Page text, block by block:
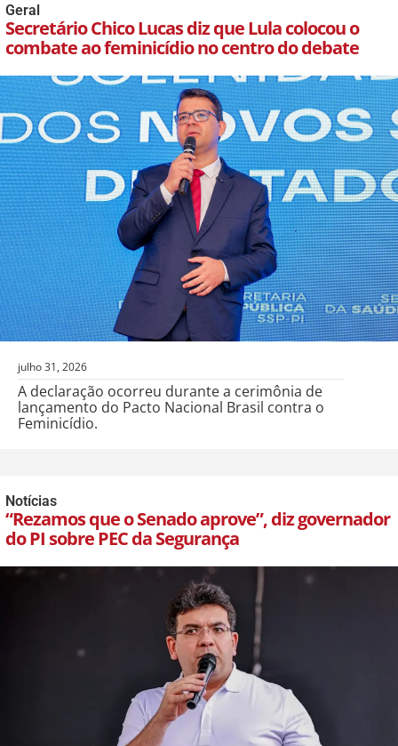
Geral
Secretário Chico Lucas diz que Lula colocou o
combate ao feminicídio no centro do debate
julho 31, 2026
A declaração ocorreu durante a cerimônia de
lançamento do Pacto Nacional Brasil contra o
Feminicídio.
Notícias
“Rezamos que o Senado aprove”, diz governador
do PI sobre PEC da Segurança